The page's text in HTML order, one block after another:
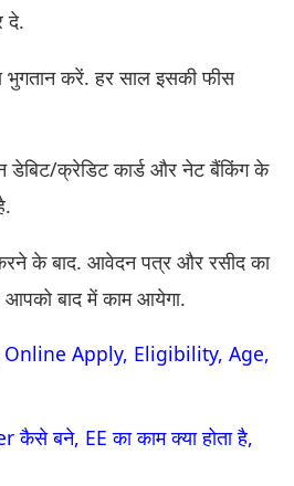
दे.
करें. हर साल इसकी फीस
क्रेडिट कार्ड और नेट बैंकिंग के
के बाद. आवेदन पत्र और रसीद का
बाद में काम आयेगा.
Online Apply, Eligibility, Age,
बने, EE का काम क्या होता है,